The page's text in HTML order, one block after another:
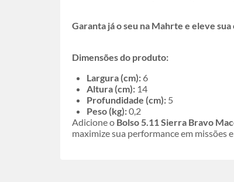
Garanta já o seu na Mahrte e eleve
Dimensões do produto:
Largura (cm): 6
Altura (cm): 14
Profundidade (cm): 5
Peso (kg):0,2
Adicione o Bolso 5.11 Sierra Bravo
maximize sua performance em missões